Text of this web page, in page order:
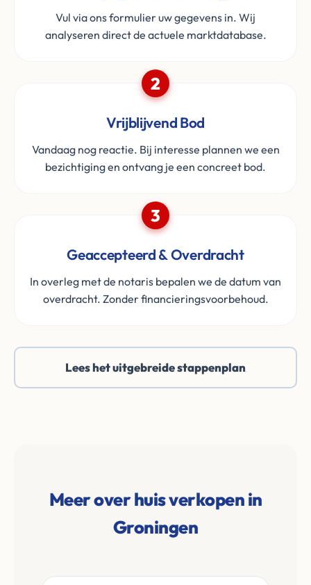
Vul via ons formulier uw gegevens in. Wij
analyseren direct de actuele marktdatabase.
2
Vrijblijvend Bod
Vandaag nog reactie. Bij interesse plannen we een
bezichtiging en ontvang je een concreet bod.
3
Geaccepteerd & Overdracht
In overleg met de notaris bepalen we de datum van
overdracht. Zonder financieringsvoorbehoud.
Lees het uitgebreide stappenplan
Meer over huis verkopen in
Groningen